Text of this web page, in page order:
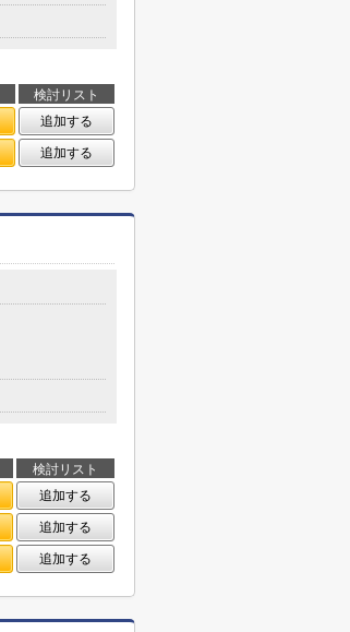
検討リスト
追加する
追加する
検討リスト
追加する
追加する
追加する